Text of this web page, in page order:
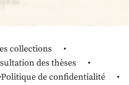
collections
des thèses
Politique de confidentialité